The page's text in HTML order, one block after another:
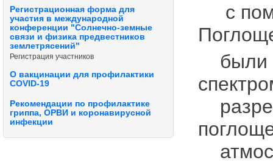
Регистрационная форма для
участия в международной
конференции "Солнечно-земные
связи и физика предвестников
землетрясений"
Регистрация участников
О вакцинации для профилактики
COVID-19
Рекомендации по профилактике
гриппа, ОРВИ и коронавирусной
инфекции
с
были